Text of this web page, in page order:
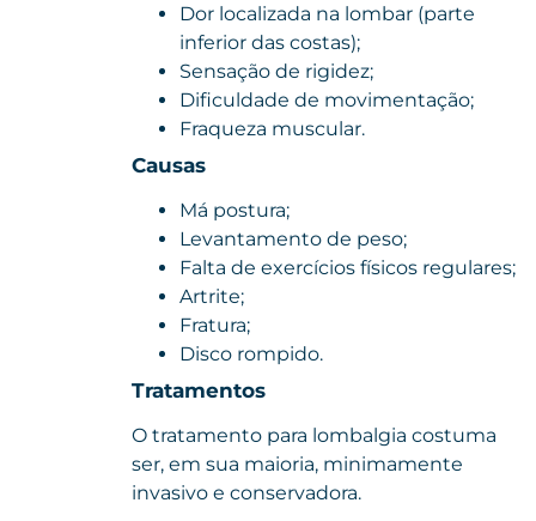
Dor localizada na lombar (parte
inferior das costas);
Sensação de rigidez;
Dificuldade de movimentação;
Fraqueza muscular.
Causas
Má postura;
Levantamento de peso;
Falta de exercícios físicos regulares;
Artrite;
Fratura;
Disco rompido.
Tratamentos
O tratamento para lombalgia costuma
ser, em sua maioria, minimamente
invasivo e conservadora.